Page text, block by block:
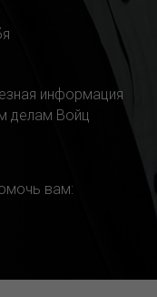
информация
делам Войц
вам: